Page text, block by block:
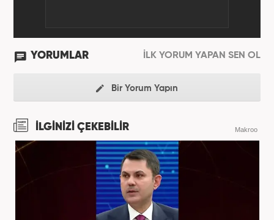
YORUMLAR İLK YORUM YAPAN SEN OL
Bir Yorum Yapın
İLGİNİZİ ÇEKEBİLİR Makroo